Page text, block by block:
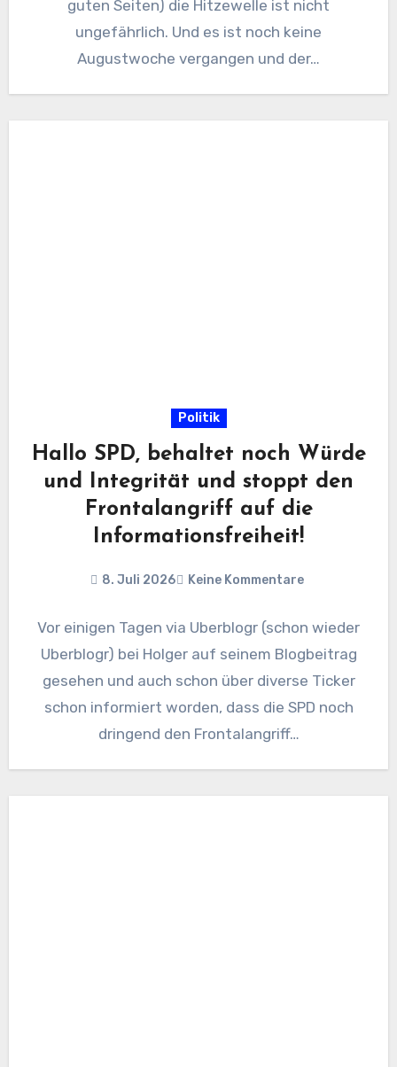
guten Seiten) die Hitzewelle ist nicht
ungefährlich. Und es ist noch keine
Augustwoche vergangen und der…
Politik
Hallo SPD, behaltet noch Würde
und Integrität und stoppt den
Frontalangriff auf die
Informationsfreiheit!
8. Juli 2026 Keine Kommentare
Vor einigen Tagen via Uberblogr (schon wieder
Uberblogr) bei Holger auf seinem Blogbeitrag
gesehen und auch schon über diverse Ticker
schon informiert worden, dass die SPD noch
dringend den Frontalangriff…